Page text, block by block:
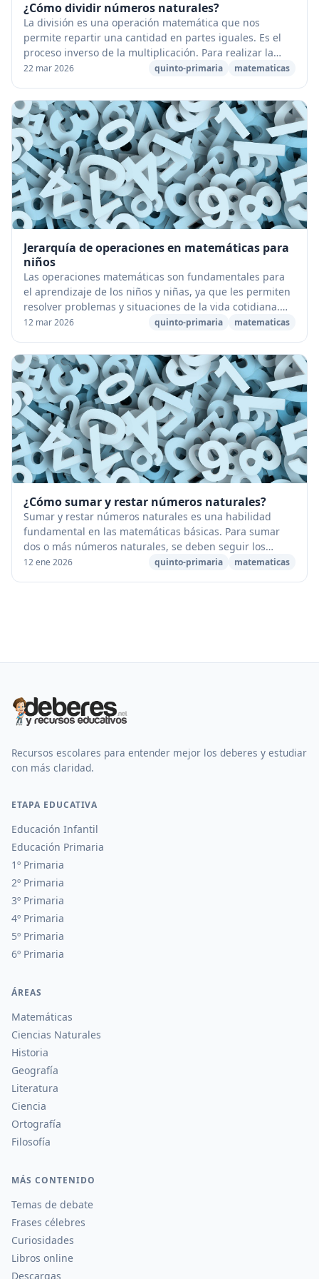
¿Cómo dividir números naturales?
La división es una operación matemática que nos
permite repartir una cantidad en partes iguales. Es el
proceso inverso de la multiplicación. Para realizar la
división de números naturales se puede uti...
22 mar 2026 quinto-primaria matematicas
Jerarquía de operaciones en matemáticas para
niños
Las operaciones matemáticas son fundamentales para
el aprendizaje de los niños y niñas, ya que les permiten
resolver problemas y situaciones de la vida cotidiana.
Pero, ¿cómo sabemos en qué orden real...
12 mar 2026 quinto-primaria matematicas
¿Cómo sumar y restar números naturales?
Sumar y restar números naturales es una habilidad
fundamental en las matemáticas básicas. Para sumar
dos o más números naturales, se deben seguir los
siguientes pasos: Escriba los números naturales qu...
12 ene 2026 quinto-primaria matematicas
Recursos escolares para entender mejor los deberes y estudiar
con más claridad.
ETAPA EDUCATIVA
Educación Infantil
Educación Primaria
1º Primaria
2º Primaria
3º Primaria
4º Primaria
5º Primaria
6º Primaria
ÁREAS
Matemáticas
Ciencias Naturales
Historia
Geografía
Literatura
Ciencia
Ortografía
Filosofía
MÁS CONTENIDO
Temas de debate
Frases célebres
Curiosidades
Libros online
Descargas